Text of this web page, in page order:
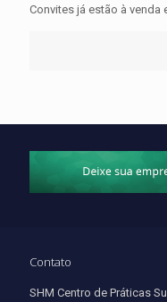
Convites já estão à venda
Contato
SHM Centro de Práticas